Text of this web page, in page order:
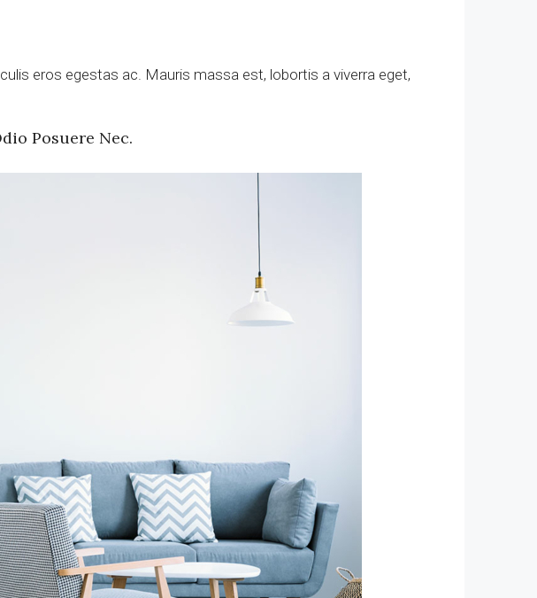
eros egestas ac. Mauris massa est, lobortis a viverra eget,
Posuere Nec.